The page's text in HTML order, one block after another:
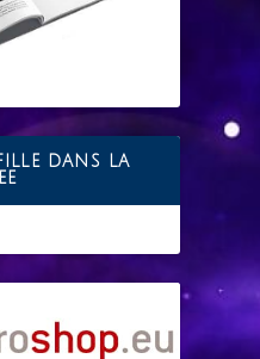
DANS LA